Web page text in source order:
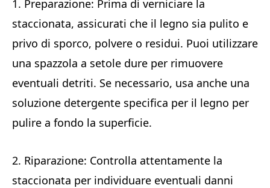
1. Preparazione: Prima di verniciare la
staccionata, assicurati che il legno sia pulito e
privo di sporco, polvere o residui. Puoi utilizzare
una spazzola a setole dure per rimuovere
eventuali detriti. Se necessario, usa anche una
soluzione detergente specifica per il legno per
pulire a fondo la superficie.
2. Riparazione: Controlla attentamente la
staccionata per individuare eventuali danni